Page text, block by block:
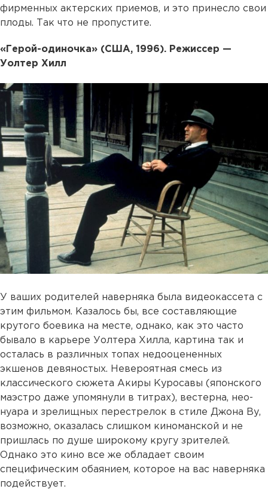
фирменных актерских приемов, и это принесло свои
плоды. Так что не пропустите.
«Герой-одиночка» (США, 1996). Режиссер —
Уолтер Хилл
У ваших родителей наверняка была видеокассета с
этим фильмом. Казалось бы, все составляющие
крутого боевика на месте, однако, как это часто
бывало в карьере Уолтера Хилла, картина так и
осталась в различных топах недооцененных
экшенов девяностых. Невероятная смесь из
классического сюжета Акиры Куросавы (японского
маэстро даже упомянули в титрах), вестерна, нео-
нуара и зрелищных перестрелок в стиле Джона Ву,
возможно, оказалась слишком киноманской и не
пришлась по душе широкому кругу зрителей.
Однако это кино все же обладает своим
специфическим обаянием, которое на вас наверняка
подействует.